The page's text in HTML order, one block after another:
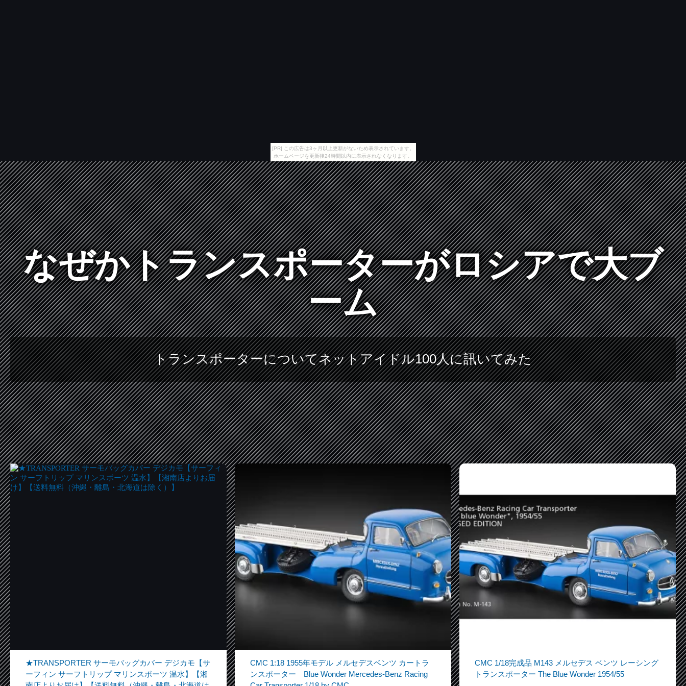
[PR] この広告は3ヶ月以上更新がないため表示されています。
ホームページを更新後24時間以内に表示されなくなります。
なぜかトランスポーターがロシアで大ブ
ーム
トランスポーターについてネットアイドル100人に訊いてみた
★TRANSPORTER サーモバッグカバー デジカモ【サ
ーフィン サーフトリップ マリンスポーツ 温水】【湘
CMC 1:18 1955年モデル メルセデスベンツ カートラ
ンスポーター Blue Wonder Mercedes-Benz Racing
CMC 1/18完成品 M143 メルセデス ベンツ レーシング
トランスポーター The Blue Wonder 1954/55